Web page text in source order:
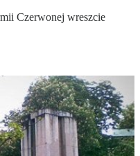
Czerwonej wreszcie